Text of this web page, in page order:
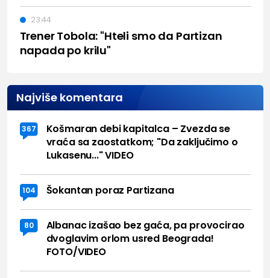
Trener Tobola: "Hteli smo da Partizan
napada po krilu"
23:44
Najviše komentara
367
Košmaran debi kapitalca – Zvezda se
vraća sa zaostatkom; "Da zaključimo o
Lukasenu..." VIDEO
104 Šokantan poraz Partizana
80
Albanac izašao bez gaća, pa provocirao
dvoglavim orlom usred Beograda!
FOTO/VIDEO